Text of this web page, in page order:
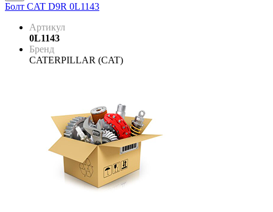
Болт CAT D9R 0L1143
Артикул
0L1143
Бренд
CATERPILLAR (CAT)